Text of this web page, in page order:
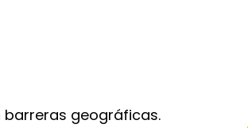
barreras geográficas.